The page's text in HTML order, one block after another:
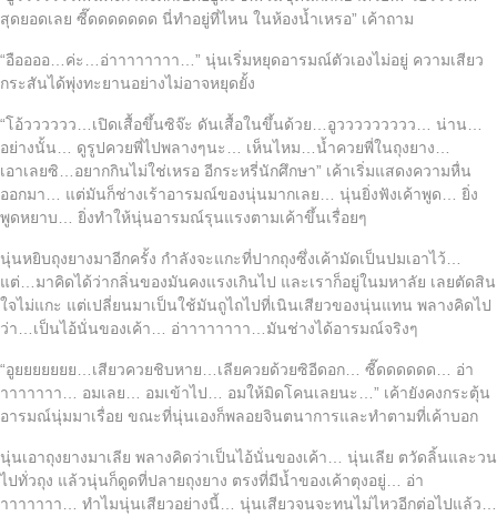
สุดยอดเลย ซี๊ดดดดดดด นี่ทำอยู่ที่ไหน ในห้องน้ำเหรอ” เค้าถาม
“อืออออ…ค่ะ…อ่าาาาาาาา…” นุ่นเริ่มหยุดอารมณ์ตัวเองไม่อยู่ ความเสียว
กระสันได้พุ่งทะยานอย่างไม่อาจหยุดยั้ง
“โอ้วววววว…เปิดเสื้อขึ้นซิจ๊ะ ดันเสื้อในขึ้นด้วย…อูววววววววว… น่าน…
อย่างนั้น… ดูรูปควยพี่ไปพลางๆนะ… เห็นไหม…น้ำควยพี่ในถุงยาง…
เอาเลยซิ…อยากกินไม่ใช่เหรอ อีกระหรี่นักศึกษา” เค้าเริ่มแสดงความหื่น
ออกมา… แต่มันก็ช่างเร้าอารมณ์ของนุ่นมากเลย… นุ่นยิ่งฟังเค้าพูด… ยิ่ง
พูดหยาบ… ยิ่งทำให้นุ่นอารมณ์รุนแรงตามเค้าขึ้นเรื่อยๆ
นุ่นหยิบถุงยางมาอีกครั้ง กำลังจะแกะที่ปากถุงซึ่งเค้ามัดเป็นปมเอาไว้…
แต่…มาคิดได้ว่ากลิ่นของมันคงแรงเกินไป และเราก็อยู่ในมหาลัย เลยตัดสิน
ใจไม่แกะ แต่เปลี่ยนมาเป็นใช้มันถูไถไปที่เนินเสียวของนุ่นแทน พลางคิดไป
ว่า…เป็นไอ้นั่นของเค้า… อ่าาาาาาาา…มันช่างได้อารมณ์จริงๆ
“อูยยยยยยย…เสียวควยชิบหาย…เลียควยด้วยซิอีดอก… ซี๊ดดดดดด… อ่า
าาาาาาา… อมเลย… อมเข้าไป… อมให้มิดโคนเลยนะ…” เค้ายังคงกระตุ้น
อารมณ์นุ่มมาเรื่อย ขณะที่นุ่นเองก็พลอยจินตนาการและทำตามที่เค้าบอก
นุ่นเอาถุงยางมาเลีย พลางคิดว่าเป็นไอ้นั่นของเค้า… นุ่นเลีย ตวัดลิ้นและวน
ไปทั่วถุง แล้วนุ่นก็ดูดที่ปลายถุงยาง ตรงที่มีน้ำของเค้าตุงอยู่… อ่า
าาาาาาา… ทำไมนุ่นเสียวอย่างนี้… นุ่นเสียวจนจะทนไม่ไหวอีกต่อไปแล้ว…